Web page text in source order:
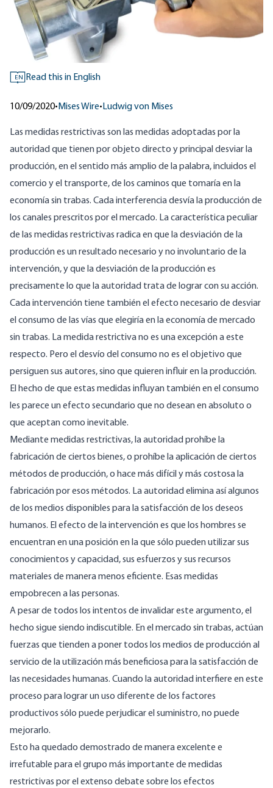
EN Read this in English
10/09/2020• Mises Wire• Ludwig von Mises
Las medidas restrictivas son las medidas adoptadas por la
autoridad que tienen por objeto directo y principal desviar la
producción, en el sentido más amplio de la palabra, incluidos el
comercio y el transporte, de los caminos que tomaría en la
economía sin trabas. Cada interferencia desvía la producción de
los canales prescritos por el mercado. La característica peculiar
de las medidas restrictivas radica en que la desviación de la
producción es un resultado necesario y no involuntario de la
intervención, y que la desviación de la producción es
precisamente lo que la autoridad trata de lograr con su acción.
Cada intervención tiene también el efecto necesario de desviar
el consumo de las vías que elegiría en la economía de mercado
sin trabas. La medida restrictiva no es una excepción a este
respecto. Pero el desvío del consumo no es el objetivo que
persiguen sus autores, sino que quieren influir en la producción.
El hecho de que estas medidas influyan también en el consumo
les parece un efecto secundario que no desean en absoluto o
que aceptan como inevitable.
Mediante medidas restrictivas, la autoridad prohíbe la
fabricación de ciertos bienes, o prohíbe la aplicación de ciertos
métodos de producción, o hace más difícil y más costosa la
fabricación por esos métodos. La autoridad elimina así algunos
de los medios disponibles para la satisfacción de los deseos
humanos. El efecto de la intervención es que los hombres se
encuentran en una posición en la que sólo pueden utilizar sus
conocimientos y capacidad, sus esfuerzos y sus recursos
materiales de manera menos eficiente. Esas medidas
empobrecen a las personas.
A pesar de todos los intentos de invalidar este argumento, el
hecho sigue siendo indiscutible. En el mercado sin trabas, actúan
fuerzas que tienden a poner todos los medios de producción al
servicio de la utilización más beneficiosa para la satisfacción de
las necesidades humanas. Cuando la autoridad interfiere en este
proceso para lograr un uso diferente de los factores
productivos sólo puede perjudicar el suministro, no puede
mejorarlo.
Esto ha quedado demostrado de manera excelente e
irrefutable para el grupo más importante de medidas
restrictivas por el extenso debate sobre los efectos